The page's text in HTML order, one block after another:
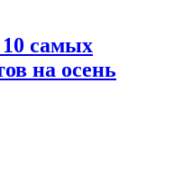
самых
на осень